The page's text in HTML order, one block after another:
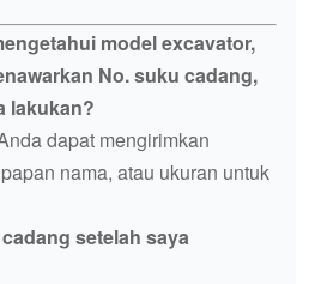
model excavator,
No. suku cadang,
lakukan?
dapat mengirimkan
nama, atau ukuran untuk
setelah saya